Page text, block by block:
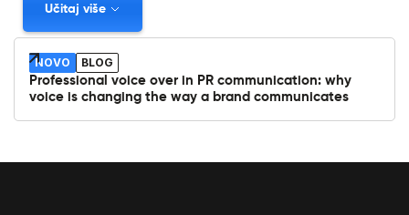
Učitaj više
NOVO
BLOG
Professional voice over in PR communication: why
voice is changing the way a brand communicates